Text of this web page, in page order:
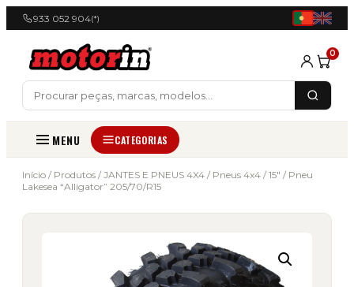
933 052 904(*)
0
MENU CATEGORIAS
Início / Produtos / JANTES E PNEUS 4X4 / Pneus 4x4 / 15" / Pneu
Lakesea “Alligator” 205/70/R15